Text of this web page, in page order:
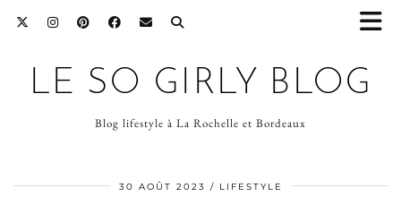
LE SO GIRLY BLOG
Blog lifestyle à La Rochelle et Bordeaux
30 AOÛT 2023 LIFESTYLE